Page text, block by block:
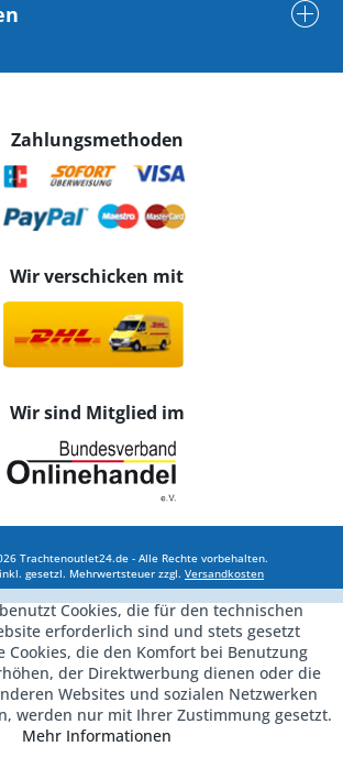
Zahlungsmethoden
Wir verschicken mit
Wir sind Mitglied im
Trachtenoutlet24.de - Alle Rechte vorbehalten.
gesetzl. Mehrwertsteuer zzgl. Versandkosten
Cookies, die für den technischen
erforderlich sind und stets gesetzt
Cookies, die den Komfort bei Benutzung
der Direktwerbung dienen oder die
Websites und sozialen Netzwerken
werden nur mit Ihrer Zustimmung gesetzt.
Mehr Informationen